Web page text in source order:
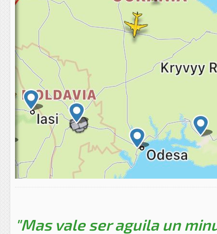
"Mas vale ser aguila un